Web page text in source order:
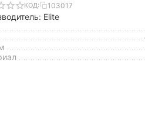
КОД: 103017
Elite